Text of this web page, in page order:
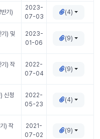
기)
2023-
07-03
(4)
기) 및
2023-
01-06
(9)
기) 작
2022-
07-04
(9)
신청
2022-
05-23
(4)
) 작
2021-
07-02
(9)